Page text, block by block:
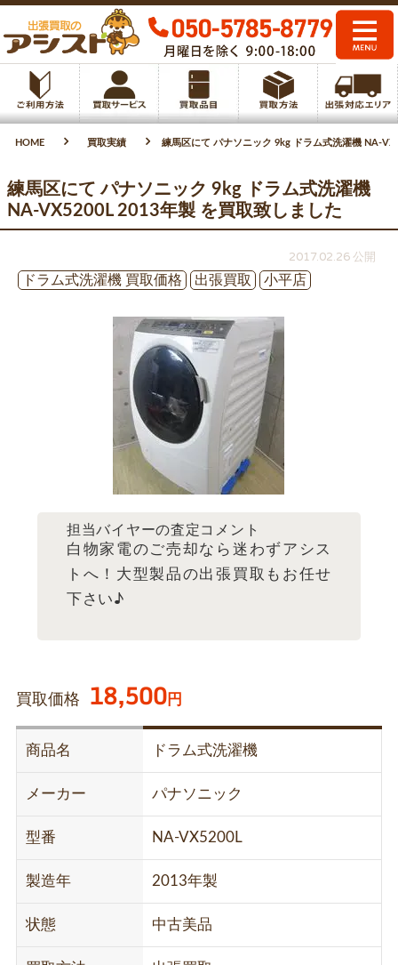
HOME 買取実績 練馬区にて パナソニック 9kg ドラム式洗濯機 NA-
練馬区にて パナソニック 9kg ドラム式洗濯機
NA-VX5200L 2013年製 を買取致しました
2017.02.26 公開
ドラム式洗濯機 買取価格
出張買取 小平店
担当バイヤーの査定コメント
白物家電のご売却なら迷わずアシス
トへ！大型製品の出張買取もお任せ
下さい♪
買取価格 18,500円
商品名 ドラム式洗濯機
メーカー パナソニック
型番 NA-VX5200L
製造年 2013年製
状態 中古美品